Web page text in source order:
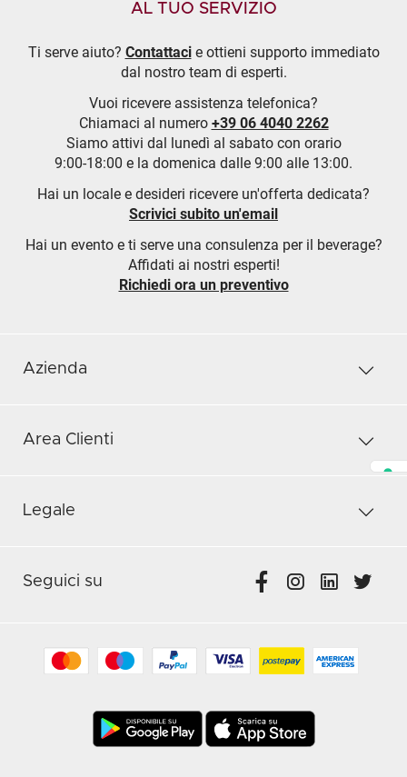
AL TUO SERVIZIO
Ti serve aiuto? Contattacie ottieni supporto immediato
dal nostro team di esperti.
Vuoi ricevere assistenza telefonica?
Chiamaci al numero +39 06 4040 2262
Siamo attivi dal lunedì al sabato con orario
9:00-18:00 e la domenica dalle 9:00 alle 13:00.
Hai un locale e desideri ricevere un'offerta dedicata?
Scrivici subito un'email
Hai un evento e ti serve una consulenza per il beverage?
Affidati ai nostri esperti!
Richiedi ora un preventivo
Azienda
Area Clienti
Legale
Seguici su